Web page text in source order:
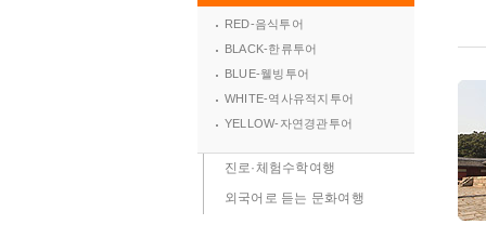
RED-음식투어
BLACK-한류투어
BLUE-웰빙투어
WHITE-역사유적지투어
YELLOW-자연경관투어
진로·체험수학여행
외국어로 듣는 문화여행